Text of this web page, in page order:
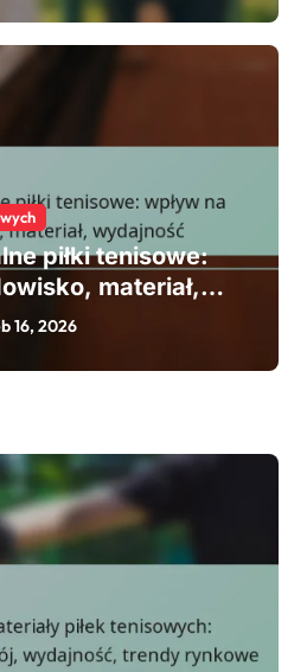
piłki tenisowe:
materiał,
16, 2026